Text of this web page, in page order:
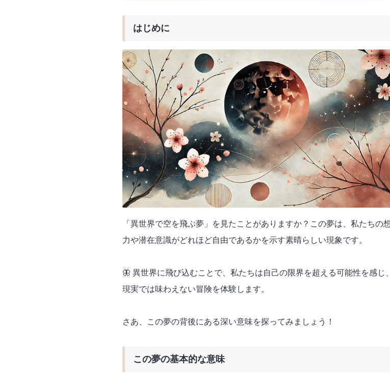
はじめに
「異世界で空を飛ぶ夢」を見たことがありますか？この夢は、私たちの
力や潜在意識がどれほど自由であるかを示す素晴らしい現象です。
🦋 異世界に飛び込むことで、私たちは自己の限界を超える可能性を感じ、
現実では味わえない冒険を体験します。
さあ、この夢の背後にある深い意味を探ってみましょう！
この夢の基本的な意味